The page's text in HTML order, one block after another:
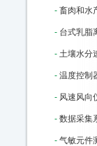
- 畜肉和水产品鲜度检测仪（中
- 台式乳脂离心机（12只盖勃
- 土壤水分速测仪（美国）
- 温度控制器 中西型号
- 风速风向仪中西 型
- 数据采集系统/数据采集仪及分
- 气敏元件测试系统